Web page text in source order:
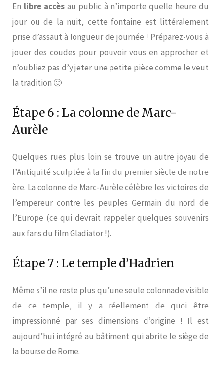
En libre accès au public à n’importe quelle heure du
jour ou de la nuit, cette fontaine est littéralement
prise d’assaut à longueur de journée ! Préparez-vous à
jouer des coudes pour pouvoir vous en approcher et
n’oubliez pas d’y jeter une petite pièce comme le veut
la tradition 🙂
Étape 6 : La colonne de Marc-
Aurèle
Quelques rues plus loin se trouve un autre joyau de
l’Antiquité sculptée à la fin du premier siècle de notre
ère. La colonne de Marc-Aurèle célèbre les victoires de
l’empereur contre les peuples Germain du nord de
l’Europe (ce qui devrait rappeler quelques souvenirs
aux fans du film Gladiator !).
Étape 7 : Le temple d’Hadrien
Même s’il ne reste plus qu’une seule colonnade visible
de ce temple, il y a réellement de quoi être
impressionné par ses dimensions d’origine ! Il est
aujourd’hui intégré au bâtiment qui abrite le siège de
la bourse de Rome.